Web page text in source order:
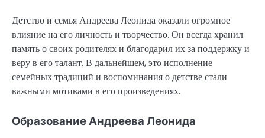
Детство и семья Андреева Леонида оказали огромное
влияние на его личность и творчество. Он всегда хранил
память о своих родителях и благодарил их за поддержку и
веру в его талант. В дальнейшем, это исполнение
семейных традиций и воспоминания о детстве стали
важными мотивами в его произведениях.
Образование Андреева Леонида